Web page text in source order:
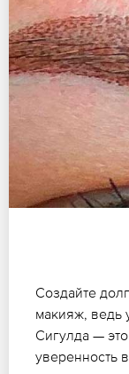
Создайте
макияж, ведь
Сигулда —
уверенность